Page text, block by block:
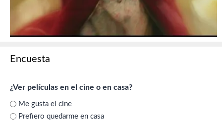
Encuesta
¿Ver películas en el cine o en casa?
Me gusta el cine
Prefiero quedarme en casa